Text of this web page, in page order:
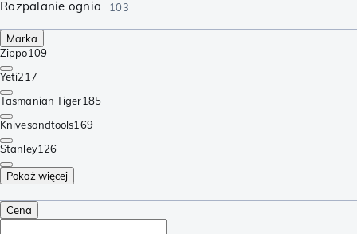
Rozpalanie ognia 103
Marka
Zippo109
Yeti217
Tasmanian Tiger185
Knivesandtools169
Stanley126
Pokaż więcej
Cena